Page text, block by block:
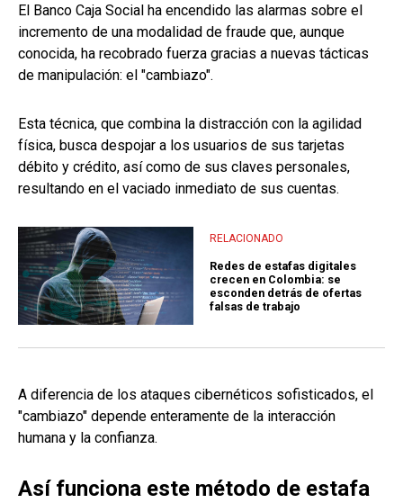
El Banco Caja Social ha encendido las alarmas sobre el
incremento de una modalidad de fraude que, aunque
conocida, ha recobrado fuerza gracias a nuevas tácticas
de manipulación: el "cambiazo".
Esta técnica, que combina la distracción con la agilidad
física, busca despojar a los usuarios de sus tarjetas
débito y crédito, así como de sus claves personales,
resultando en el vaciado inmediato de sus cuentas.
RELACIONADO
Redes de estafas digitales
crecen en Colombia: se
esconden detrás de ofertas
falsas de trabajo
A diferencia de los ataques cibernéticos sofisticados, el
"cambiazo" depende enteramente de la interacción
humana y la confianza.
Así funciona este método de estafa